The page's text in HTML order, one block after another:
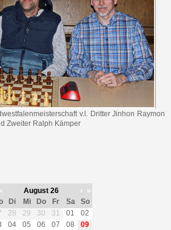
v.l. Dritter Jinhon Raymon
Zweiter Ralph Kämper
‹ August 26 ›
»
Di Mi Do Fr Sa
So
28 29 30 31 01
02
04 05 06 07 08
09